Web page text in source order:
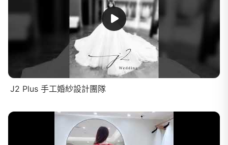
J2 Plus 手工婚紗設計團隊